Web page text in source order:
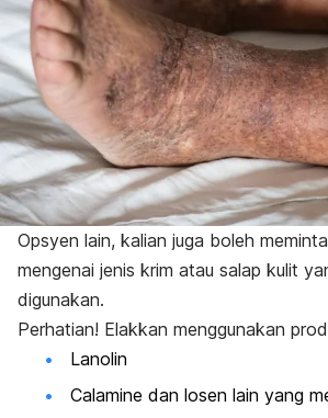
Opsyen lain, kalian juga boleh
mengenai jenis krim atau salap kulit
digunakan.
Perhatian! Elakkan menggunakan
Lanolin
Calamine dan losen lain yang